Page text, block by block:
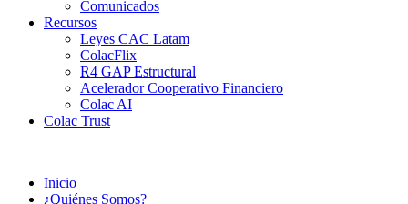
Comunicados
Recursos
Leyes CAC Latam
ColacFlix
R4 GAP Estructural
Acelerador Cooperativo Financiero
Colac AI
Colac Trust
Inicio
¿Quiénes Somos?